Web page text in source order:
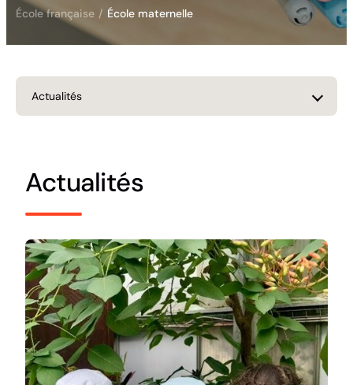
École française / École maternelle
Actualités
Actualités